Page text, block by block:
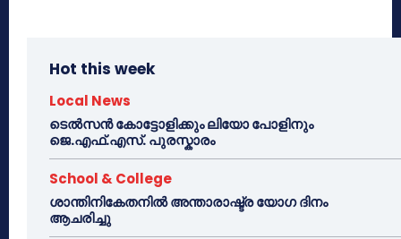
Hot this week
Local News
ടെൽസൻ കോട്ടോളിക്കും ലിയോ പോളിനും
ജെ.എഫ്.എസ്. പുരസ്കാരം
School & College
ശാന്തിനികേതനിൽ അന്താരാഷ്ട്ര യോഗ ദിനം
ആചരിച്ചു